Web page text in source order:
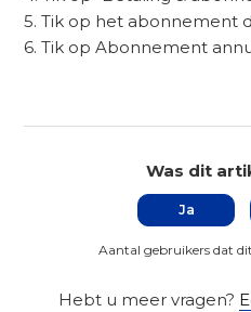
5. Tik op het abonnement
6. Tik op Abonnement
Was dit
Ja
Aantal gebruikers dat
Hebt u meer vragen?